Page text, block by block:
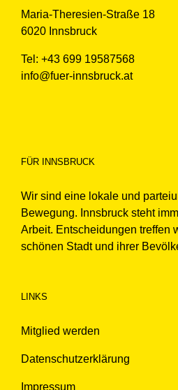
Maria-Theresien-Straße 18
6020 Innsbruck
Tel: +43 699 19587568
info@fuer-innsbruck.at
FÜR INNSBRUCK
Wir sind eine lokale und
Bewegung. Innsbruck steht
Arbeit. Entscheidungen treffen
schönen Stadt und ihrer
LINKS
Mitglied werden
Datenschutzerklärung
Impressum